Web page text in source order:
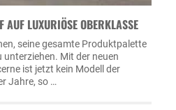
AUF LUXURIÖSE OBERKLASSE
seine gesamte Produktpalette
unterziehen. Mit der neuen
ist jetzt kein Modell der
Jahre, so …